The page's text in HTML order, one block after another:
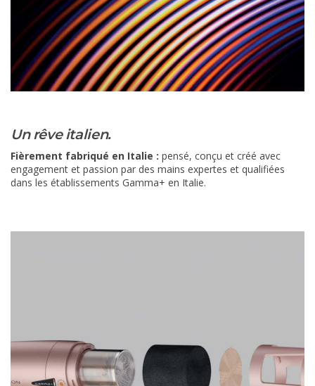
Un rêve italien.
Fièrement fabriqué en Italie : pensé, conçu et créé avec
engagement et passion par des mains expertes et qualifiées
dans les établissements Gamma+ en Italie.